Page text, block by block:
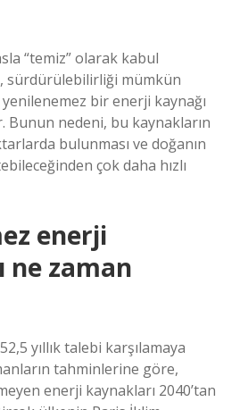
“temiz” olarak kabul
sürdürülebilirliği mümkün
bir enerji kaynağı
Bunun nedeni, bu kaynakların
bulunması ve doğanın
çok daha hızlı
enerji
ne zaman
yıllık talebi karşılamaya
tahminlerine göre,
enerji kaynakları 2040’tan